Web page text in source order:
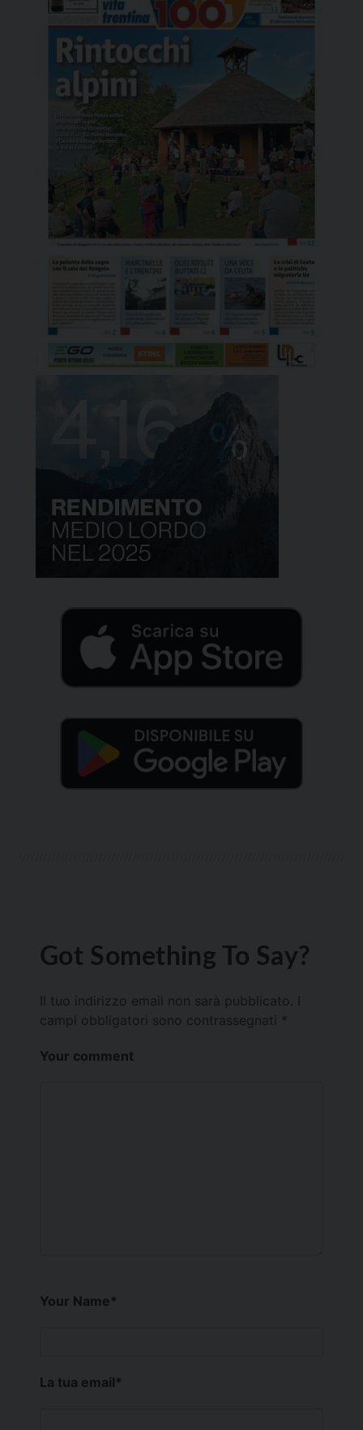
Got Something To Say?
Il tuo indirizzo email non sarà pubblicato.
campi obbligatori sono contrassegnati *
Your comment
Your Name*
La tua email*